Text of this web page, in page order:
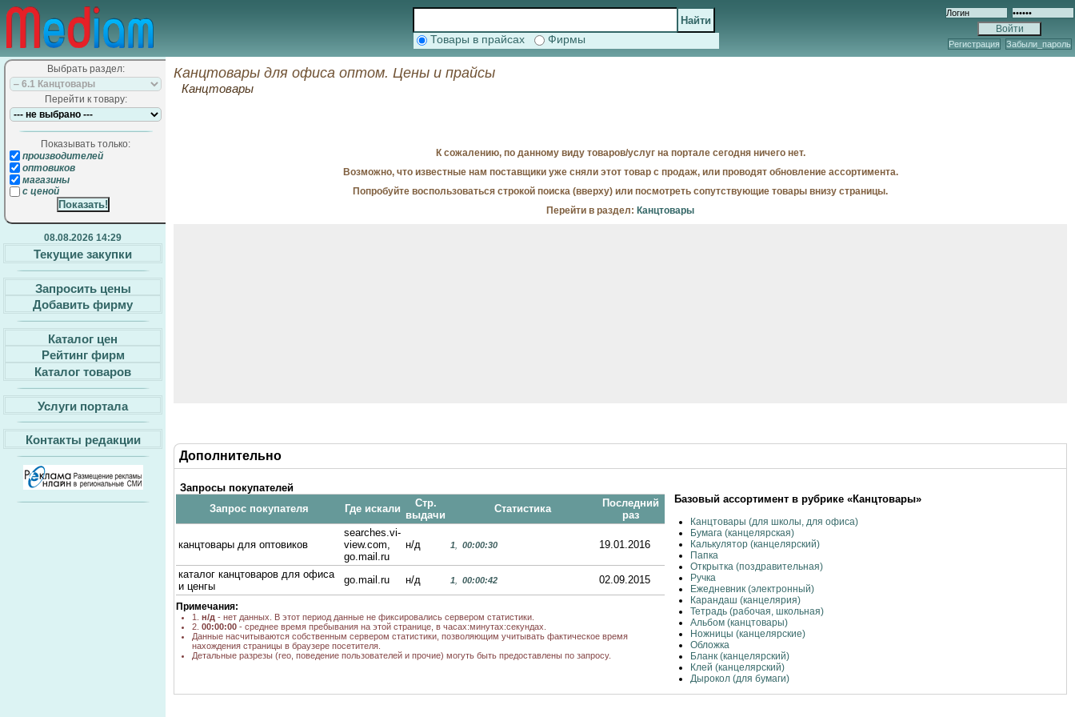
Товары в прайсах Фирмы Регистрация Забыли_пароль
Выбрать раздел:
Перейти к товару:
Показывать только:
производителей
оптовиков
магазины
с ценой
08.08.2026 14:29
Текущие закупки
Запросить цены
Добавить фирму
Каталог цен
Рейтинг фирм
Каталог товаров
Услуги портала
Контакты редакции
Канцтовары для офиса оптом. Цены и прайсы
Канцтовары
К сожалению, по данному виду товаров/услуг на портале сегодня ничего нет.
Возможно, что известные нам поставщики уже сняли этот товар с продаж, или проводят обновление ассортимента.
Попробуйте воспользоваться строкой поиска (вверху) или посмотреть сопутствующие товары внизу страницы.
Перейти в раздел: Канцтовары
Дополнительно
Запросы покупателей
Запрос покупателя
Где искали
Стр.
выдачи
Статистика
Последний
раз
канцтовары для оптовиков
searches.vi-
view.com,
go.mail.ru
н/д 1 00:00:30 19.01.2016
каталог канцтоваров для офиса
и ценгы
go.mail.ru н/д 1 00:00:42 02.09.2015
Примечания:
1. н/д - нет данных. В этот период данные не фиксировались сервером статистики.
2. 00:00:00 - среднее время пребывания на этой странице, в часах:минутах:секундах.
Данные насчитываются собственным сервером статистики, позволяющим учитывать фактическое время
нахождения страницы в браузере посетителя.
Детальные разрезы (гео, поведение пользователей и прочие) могуть быть предоставлены по запросу.
Базовый ассортимент в рубрике «Канцтовары»
Канцтовары (для школы, для офиса)
Бумага (канцелярская)
Калькулятор (канцелярский)
Папка
Открытка (поздравительная)
Ручка
Ежедневник (электронный)
Карандаш (канцелярия)
Тетрадь (рабочая, школьная)
Альбом (канцтовары)
Ножницы (канцелярские)
Обложка
Бланк (канцелярский)
Клей (канцелярский)
Дырокол (для бумаги)